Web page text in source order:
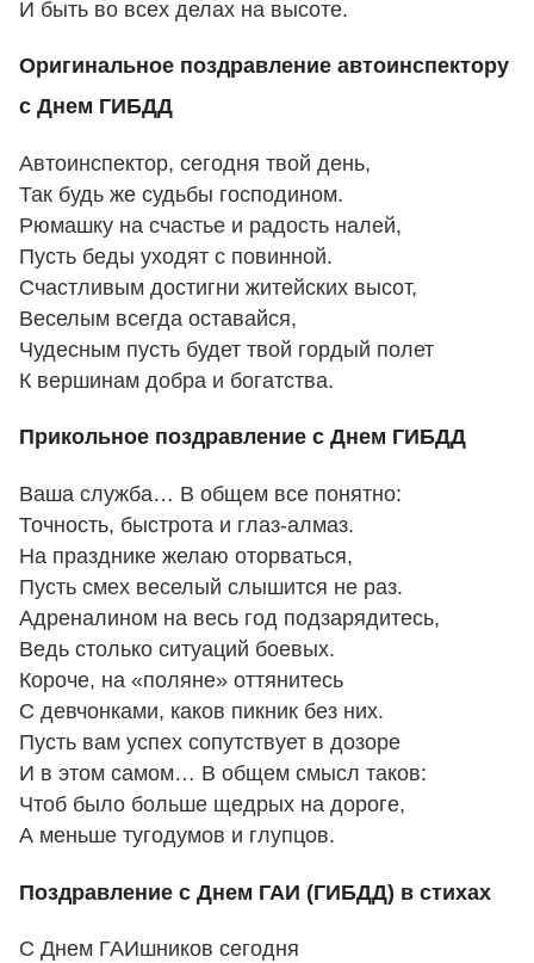
И быть во всех делах на высоте.
Оригинальное поздравление автоинспектору
с Днем ГИБДД
Автоинспектор, сегодня твой день,
Так будь же судьбы господином.
Рюмашку на счастье и радость налей,
Пусть беды уходят с повинной.
Счастливым достигни житейских высот,
Веселым всегда оставайся,
Чудесным пусть будет твой гордый полет
К вершинам добра и богатства.
Прикольное поздравление с Днем ГИБДД
Ваша служба… В общем все понятно:
Точность, быстрота и глаз-алмаз.
На празднике желаю оторваться,
Пусть смех веселый слышится не раз.
Адреналином на весь год подзарядитесь,
Ведь столько ситуаций боевых.
Короче, на «поляне» оттянитесь
С девчонками, каков пикник без них.
Пусть вам успех сопутствует в дозоре
И в этом самом… В общем смысл таков:
Чтоб было больше щедрых на дороге,
А меньше тугодумов и глупцов.
Поздравление с Днем ГАИ (ГИБДД) в стихах
С Днем ГАИшников сегодня